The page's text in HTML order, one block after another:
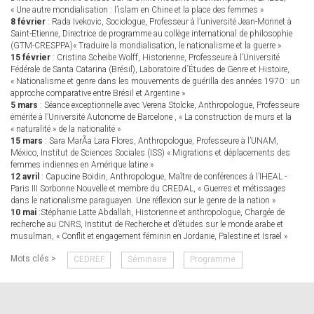
« Une autre mondialisation : l’islam en Chine et la place des femmes »
8 février : Rada Ivekovic, Sociologue, Professeur à l’université Jean-Monnet à
Saint-Etienne, Directrice de programme au collège international de philosophie
(GTM-CRESPPA)« Traduire la mondialisation, le nationalisme et la guerre »
15 février : Cristina Scheibe Wolff, Historienne, Professeure à l’Université
Fédérale de Santa Catarina (Brésil), Laboratoire d´Études de Genre et Histoire,
« Nationalisme et genre dans les mouvements de guérilla des années 1970 : un
approche comparative entre Brésil et Argentine »
5 mars : Séance exceptionnelle avec Verena Stolcke, Anthropologue, Professeure
émérite à l’Université Autonome de Barcelone , « La construction de murs et la
« naturalité » de la nationalité »
15 mars : Sara MarÃ­a Lara Flores, Anthropologue, Professeure à l’UNAM,
México, Institut de Sciences Sociales (ISS) « Migrations et déplacements des
femmes indiennes en Amérique latine »
12 avril : Capucine Boidin, Anthropologue, Maître de conférences à l’IHEAL -
Paris III Sorbonne Nouvelle et membre du CREDAL, « Guerres et métissages
dans le nationalisme paraguayen. Une réflexion sur le genre de la nation »
10 mai :Stéphanie Latte Abdallah, Historienne et anthropologue, Chargée de
recherche au CNRS, Institut de Recherche et d’études sur le monde arabe et
musulman, « Conflit et engagement féminin en Jordanie, Palestine et Israël »
Mots clés > CEDREF Séminaire Programme